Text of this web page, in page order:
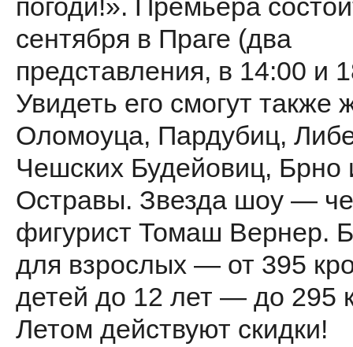
погоди!». Премьера
сентября в Праге (два
представления, в 14:00 и
Увидеть его смогут также
Оломоуца, Пардубиц,
Чешских Будейовиц, Брно
Остравы. Звезда шоу —
фигурист Томаш Вернер.
для взрослых — от 395
детей до 12 лет — до 295
Летом действуют скидки!